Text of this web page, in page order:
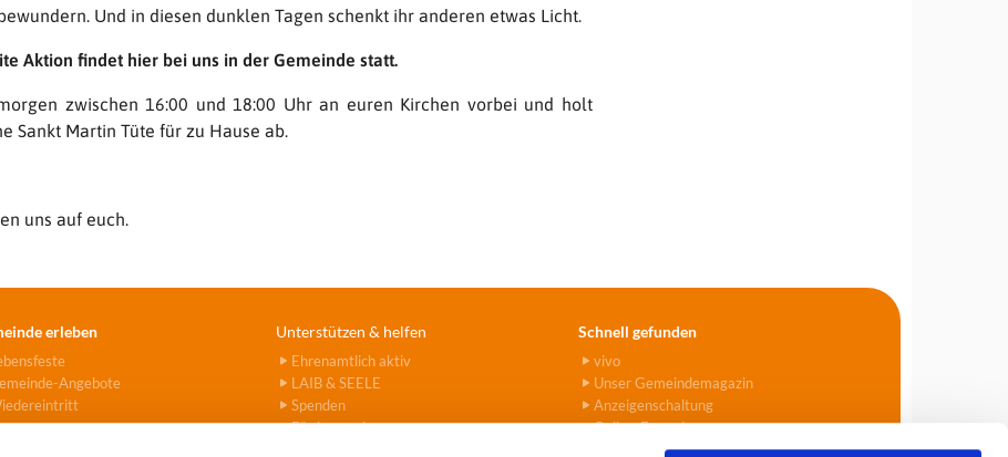
Und in diesen dunklen Tagen schenkt ihr anderen etwas Licht.
Aktion findet hier bei uns in der Gemeinde statt.
zwischen 16:00 und 18:00 Uhr an euren Kirchen vorbei und holt
Sankt Martin Tüte für zu Hause ab.
uns auf euch.
erleben
Angebote
Unterstützen & helfen
Ehrenamtlich aktiv
LAIB & SEELE
Spenden
Fördervereine
Schnell gefunden
vivo
Unser Gemeindemagazin
Anzeigenschaltung
Online-Formulare